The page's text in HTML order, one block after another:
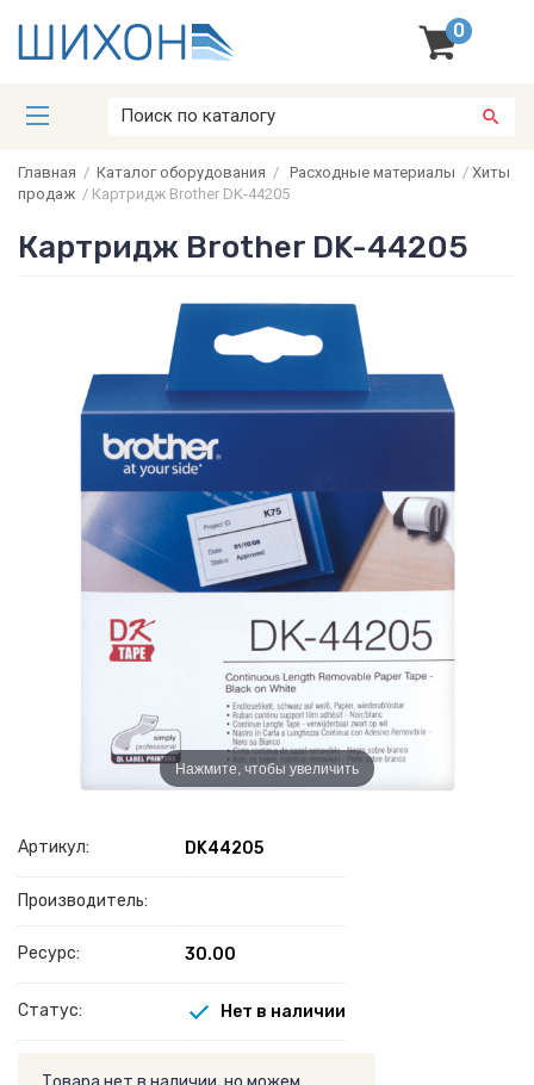
0
Главная / Каталог оборудования / Расходные материалы / Хиты
продаж / Картридж Brother DK-44205
Картридж Brother DK-44205
Нажмите, чтобы увеличить
Артикул: DK44205
Производитель:
Ресурс: 30.00
Статус: Нет в наличии